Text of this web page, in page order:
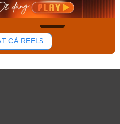
Mua ngay
CẢ REELS